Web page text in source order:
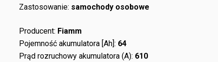
Zastosowanie: samochody osobowe
Producent: Fiamm
Pojemność akumulatora [Ah]: 64
Prąd rozruchowy akumulatora (A): 610